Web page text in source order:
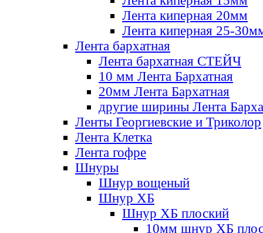
Лента киперная 20мм
Лента киперная 25-
Лента бархатная
Лента бархатная СТЕЙЧ
10 мм Лента Бархатная
20мм Лента Бархатная
другие ширины Лента
Ленты Георгиевские и Триколор
Лента Клетка
Лента гофре
Шнуры
Шнур вощеный
Шнур ХБ
Шнур ХБ плоский
10мм шнур ХБ